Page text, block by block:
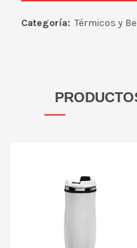
Categoría: Térmicos y